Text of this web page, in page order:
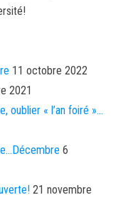
11 octobre 2022
2021
oublier « l’an foiré »…
6
21 novembre